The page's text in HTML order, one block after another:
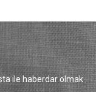
ile haberdar olmak